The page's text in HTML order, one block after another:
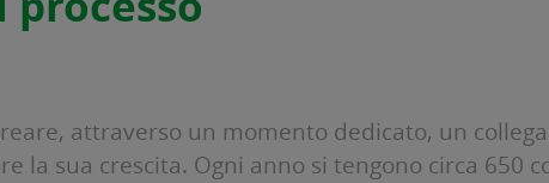
attraverso un momento dedicato, un
la sua crescita. Ogni anno si tengono circa 650